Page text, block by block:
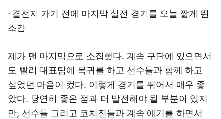
-결전지 가기 전에 마지막 실전 경기를 오늘 짧게 뛴
소감
제가 맨 마지막으로 소집했다. 계속 구단에 있으면서
도 빨리 대표팀에 복귀를 하고 선수들과 함께 하고
싶었던 마음이 컸다. 이렇게 경기를 뛰어서 매우 좋
았다. 당연히 좋은 점과 더 발전해야 될 부분이 있지
만, 선수들 그리고 코치진들과 계속 얘기를 하면서